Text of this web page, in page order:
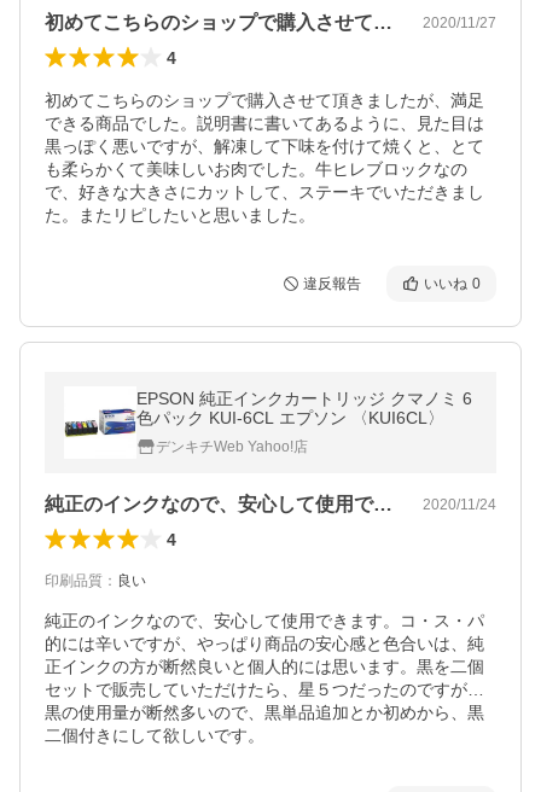
初めてこちらのショップで購入させて頂き… 2020/11/27
4
初めてこちらのショップで購入させて頂きましたが、満足
できる商品でした。説明書に書いてあるように、見た目は
黒っぽく悪いですが、解凍して下味を付けて焼くと、とて
も柔らかくて美味しいお肉でした。牛ヒレブロックなの
で、好きな大きさにカットして、ステーキでいただきまし
た。またリピしたいと思いました。
違反報告 いいね 0
EPSON 純正インクカートリッジ クマノミ 6
色パック KUI-6CL エプソン 〈KUI6CL〉
デンキチWeb Yahoo!店
純正のインクなので、安心して使用できま… 2020/11/24
4
印刷品質 ： 良い
純正のインクなので、安心して使用できます。コ・ス・パ
的には辛いですが、やっぱり商品の安心感と色合いは、純
正インクの方が断然良いと個人的には思います。黒を二個
セットで販売していただけたら、星５つだったのですが…
黒の使用量が断然多いので、黒単品追加とか初めから、黒
二個付きにして欲しいです。